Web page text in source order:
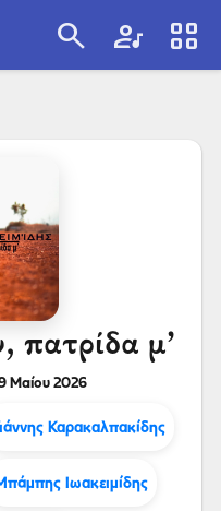
search artist view_cozy
πατρίδα μ’
Μαίου 2026
Καρακαλπακίδης
Ιωακειμίδης